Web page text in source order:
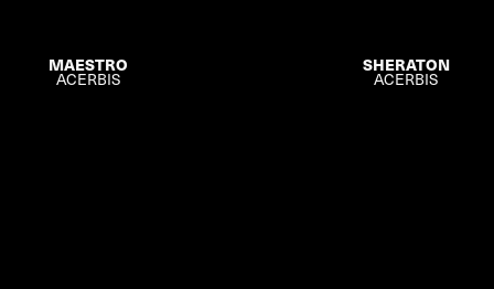
MAESTRO
ACERBIS
SHERATON
ACERBIS